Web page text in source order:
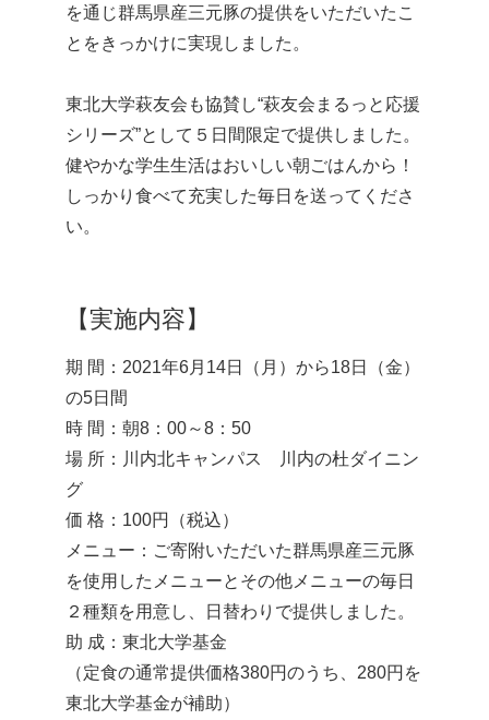
を通じ群馬県産三元豚の提供をいただいたこ
とをきっかけに実現しました。
東北大学萩友会も協賛し“萩友会まるっと応援
シリーズ”として５日間限定で提供しました。
健やかな学生生活はおいしい朝ごはんから！
しっかり食べて充実した毎日を送ってくださ
い。
【実施内容】
期 間：2021年6月14日（月）から18日（金）
の5日間
時 間：朝8：00～8：50
場 所：川内北キャンパス 川内の杜ダイニン
グ
価 格：100円（税込）
メニュー：ご寄附いただいた群馬県産三元豚
を使用したメニューとその他メニューの毎日
２種類を用意し、日替わりで提供しました。
助 成：東北大学基金
（定食の通常提供価格380円のうち、280円を
東北大学基金が補助）